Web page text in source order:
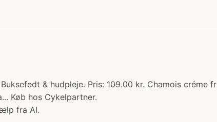
& hudpleje. Pris: 109.00 kr. Chamois
Køb hos Cykelpartner.
fra AI.